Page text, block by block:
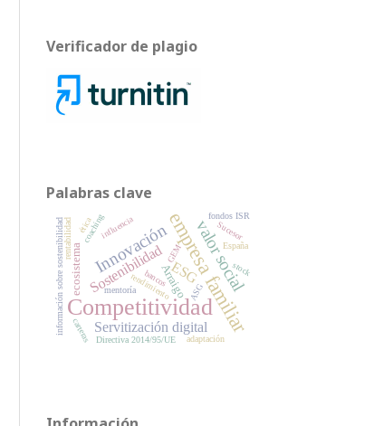
Verificador de plagio
Palabras clave
Competitividad
empresa familiar
Innovación valor social
SostenibilidadESG
Servitización digital
Arraigo
ecosistema rendimiento
información sobre sostenibilidad carteras
influencia
rentabilidad
fondos ISR
Directiva 2014/95/UE
GEM España
mentoría
coaching Sucesor
adaptación
ASG
stock
bancos
ética